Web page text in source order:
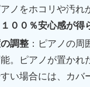
ノをホコリや汚れ
１００％安心感が得
調整 ：ピアノの周
。ピアノが置かれ
い場合には、カバ